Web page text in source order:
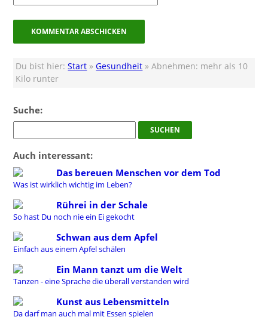
Du bist hier:Start »Gesundheit » Abnehmen: mehr als 10
Kilo runter
Suche:
Auch interessant:
Das bereuen Menschen vor dem Tod
Was ist wirklich wichtig im Leben?
Rührei in der Schale
So hast Du noch nie ein Ei gekocht
Schwan aus dem Apfel
Einfach aus einem Apfel schälen
Ein Mann tanzt um die Welt
Tanzen - eine Sprache die überall verstanden wird
Kunst aus Lebensmitteln
Da darf man auch mal mit Essen spielen